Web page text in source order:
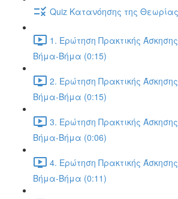
Quiz Κατανόησης της
1. Ερώτηση Πρακτικής
Βήμα-Βήμα (0:15)
2. Ερώτηση Πρακτικής
Βήμα-Βήμα (0:15)
3. Ερώτηση Πρακτικής
Βήμα-Βήμα (0:06)
4. Ερώτηση Πρακτικής
Βήμα-Βήμα (0:11)